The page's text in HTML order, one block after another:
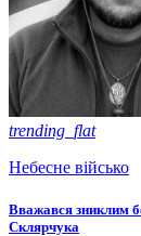
trending_flat
Небесне військо
Вважався зниклим
Склярчука